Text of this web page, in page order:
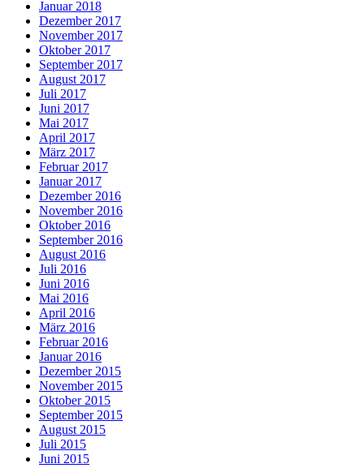
Januar 2018
Dezember 2017
November 2017
Oktober 2017
September 2017
August 2017
Juli 2017
Juni 2017
Mai 2017
April 2017
März 2017
Februar 2017
Januar 2017
Dezember 2016
November 2016
Oktober 2016
September 2016
August 2016
Juli 2016
Juni 2016
Mai 2016
April 2016
März 2016
Februar 2016
Januar 2016
Dezember 2015
November 2015
Oktober 2015
September 2015
August 2015
Juli 2015
Juni 2015